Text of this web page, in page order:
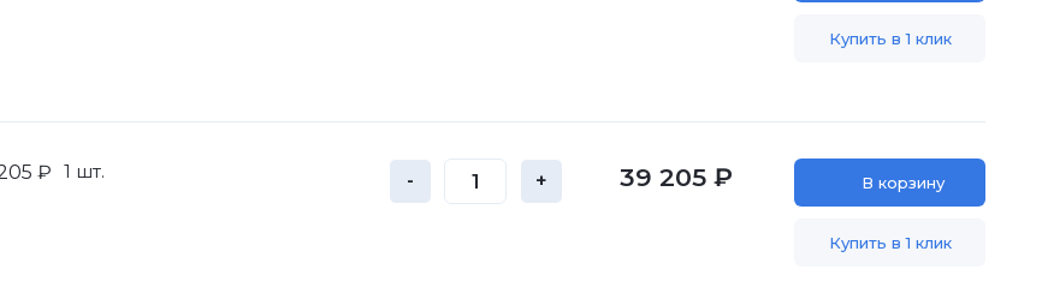
Купить в 1 клик
₽ 1 шт. - + 39 205 ₽ В корзину
Купить в 1 клик